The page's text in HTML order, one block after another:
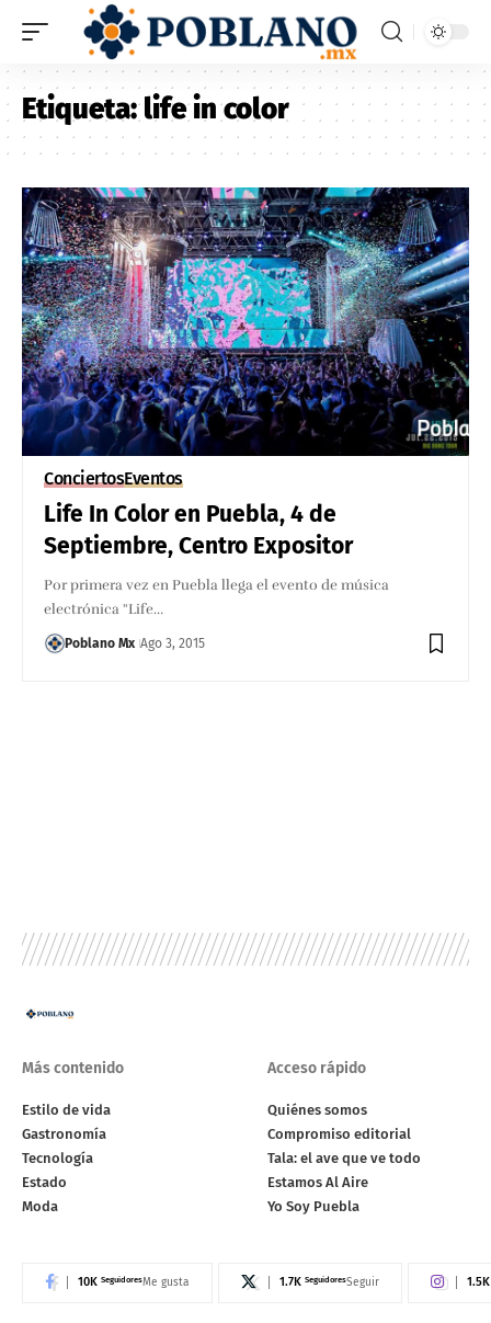
Etiqueta:life in color
ConciertosEventos
Life In Color en Puebla, 4 de
Septiembre, Centro Expositor
Por primera vez en Puebla llega el evento de música
electrónica "Life…
Poblano Mx Ago 3, 2015
Más contenido
Estilo de vida
Gastronomía
Tecnología
Estado
Moda
Acceso rápido
Quiénes somos
Compromiso editorial
Tala: el ave que ve todo
Estamos Al Aire
Yo Soy Puebla
10K SeguidoresMe gusta 1.7K SeguidoresSeguir 1.5K